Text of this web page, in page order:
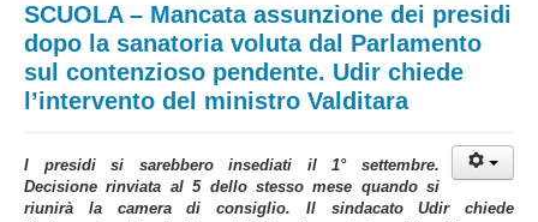
SCUOLA – Mancata assunzione dei presidi
dopo la sanatoria voluta dal Parlamento
sul contenzioso pendente. Udir chiede
l’intervento del ministro Valditara
I presidi si sarebbero insediati il 1° settembre.
Decisione rinviata al 5 dello stesso mese quando si
riunirà la camera di consiglio. Il sindacato Udir chiede